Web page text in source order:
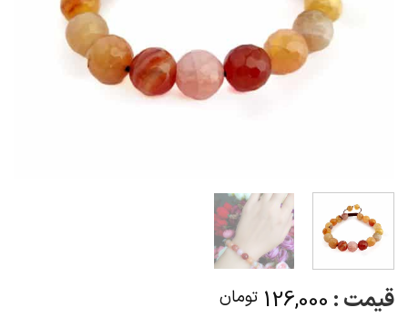
قیمت : 126,000 تومان